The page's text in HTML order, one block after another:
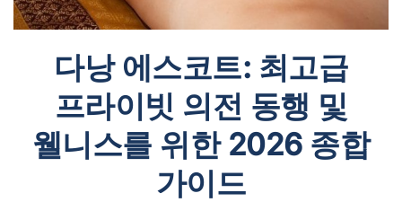
다낭 에스코트: 최고급
프라이빗 의전 동행 및
웰니스를 위한 2026 종합
가이드